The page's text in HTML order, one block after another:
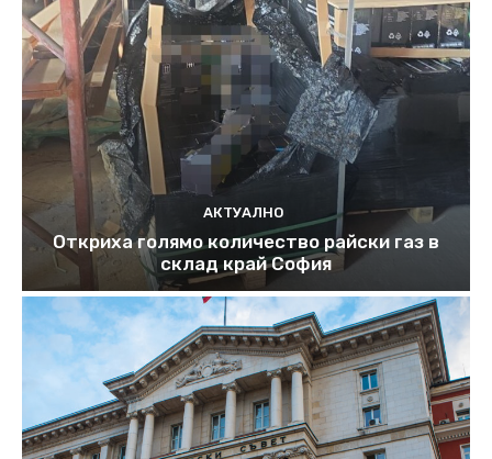
АКТУАЛНО
Откриха голямо количество райски газ в
склад край София